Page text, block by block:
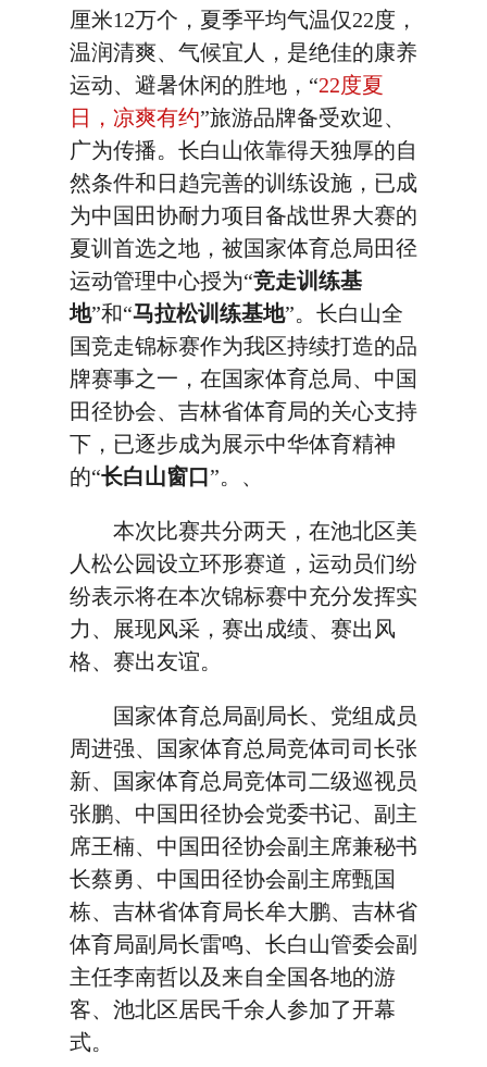
厘米12万个，夏季平均气温仅22度，
温润清爽、气候宜人，是绝佳的康养
运动、避暑休闲的胜地，“22度夏
日，凉爽有约”旅游品牌备受欢迎、
广为传播。长白山依靠得天独厚的自
然条件和日趋完善的训练设施，已成
为中国田协耐力项目备战世界大赛的
夏训首选之地，被国家体育总局田径
运动管理中心授为“竞走训练基
地”和“马拉松训练基地”。长白山全
国竞走锦标赛作为我区持续打造的品
牌赛事之一，在国家体育总局、中国
田径协会、吉林省体育局的关心支持
下，已逐步成为展示中华体育精神
的“长白山窗口 ”。、
本次比赛共分两天，在池北区美
人松公园设立环形赛道，运动员们纷
纷表示将在本次锦标赛中充分发挥实
力、展现风采，赛出成绩、赛出风
格、赛出友谊。
国家体育总局副局长、党组成员
周进强、国家体育总局竞体司司长张
新、国家体育总局竞体司二级巡视员
张鹏、中国田径协会党委书记、副主
席王楠、中国田径协会副主席兼秘书
长蔡勇、中国田径协会副主席甄国
栋、吉林省体育局长牟大鹏、吉林省
体育局副局长雷鸣、长白山管委会副
主任李南哲以及来自全国各地的游
客、池北区居民千余人参加了开幕
式。